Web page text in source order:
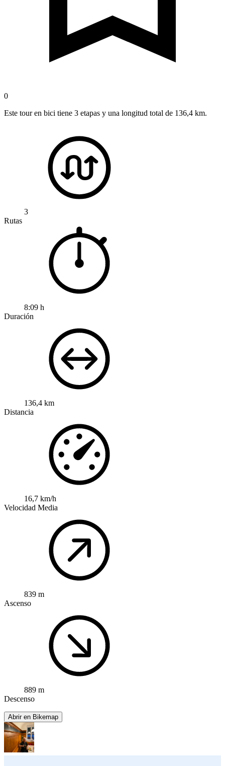
0
Este tour en bici tiene 3 etapas y una longitud total de 136,4 km.
3
Rutas
8:09 h
Duración
136,4 km
Distancia
16,7 km/h
Velocidad Media
839 m
Ascenso
889 m
Descenso
Abrir en Bikemap